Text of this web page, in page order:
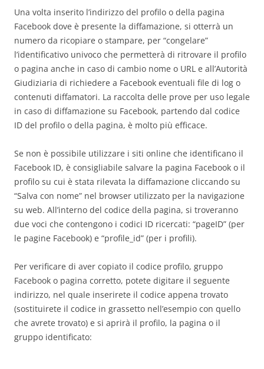
Una volta inserito l’indirizzo del profilo o della pagina
Facebook dove è presente la diffamazione, si otterrà un
numero da ricopiare o stampare, per “congelare”
l’identificativo univoco che permetterà di ritrovare il profilo
o pagina anche in caso di cambio nome o URL e all’Autorità
Giudiziaria di richiedere a Facebook eventuali file di log o
contenuti diffamatori. La raccolta delle prove per uso legale
in caso di diffamazione su Facebook, partendo dal codice
ID del profilo o della pagina, è molto più efficace.
Se non è possibile utilizzare i siti online che identificano il
Facebook ID, è consigliabile salvare la pagina Facebook o il
profilo su cui è stata rilevata la diffamazione cliccando su
“Salva con nome” nel browser utilizzato per la navigazione
su web. All’interno del codice della pagina, si troveranno
due voci che contengono i codici ID ricercati: “pageID” (per
le pagine Facebook) e “profile_id” (per i profili).
Per verificare di aver copiato il codice profilo, gruppo
Facebook o pagina corretto, potete digitare il seguente
indirizzo, nel quale inserirete il codice appena trovato
(sostituirete il codice in grassetto nell’esempio con quello
che avrete trovato) e si aprirà il profilo, la pagina o il
gruppo identificato: